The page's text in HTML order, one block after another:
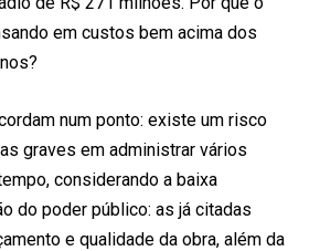
em custos bem acima dos
num ponto: existe um risco
graves em administrar vários
considerando a baixa
do poder público: as já citadas
e qualidade da obra, além da